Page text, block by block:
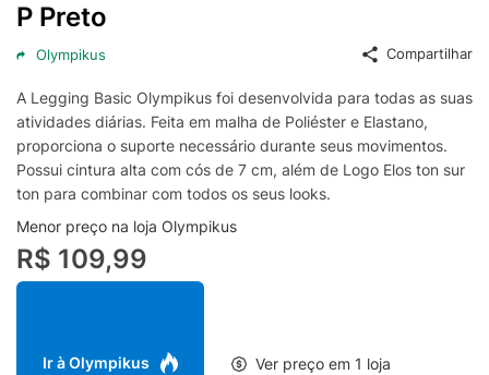
P Preto
Olympikus Compartilhar
A Legging Basic Olympikus foi desenvolvida para todas as suas
atividades diárias. Feita em malha de Poliéster e Elastano,
proporciona o suporte necessário durante seus movimentos.
Possui cintura alta com cós de 7 cm, além de Logo Elos ton sur
ton para combinar com todos os seus looks.
Menor preço na loja Olympikus
R$ 109,99
Ir à Olympikus Ver preço em 1 loja